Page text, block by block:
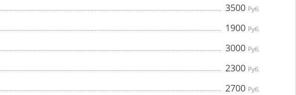
3500 Руб.
1900 Руб.
3000 Руб.
2300 Руб.
2700 Руб.